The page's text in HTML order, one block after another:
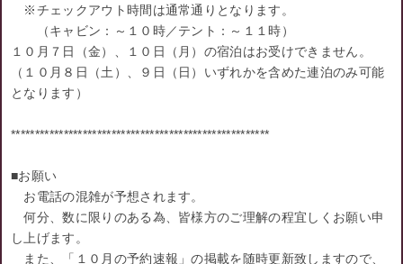
※チェックアウト時間は通常通りとなります。
（キャビン：～１０時／テント：～１１時）
１０月７日（金）、１０日（月）の宿泊はお受けできません。
（１０月８日（土）、９日（日）いずれかを含めた連泊のみ可能
となります）
******************************************************
■お願い
お電話の混雑が予想されます。
何分、数に限りのある為、皆様方のご理解の程宜しくお願い申
し上げます。
また、「１０月の予約速報」の掲載を随時更新致しますので、